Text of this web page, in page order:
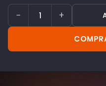
− +